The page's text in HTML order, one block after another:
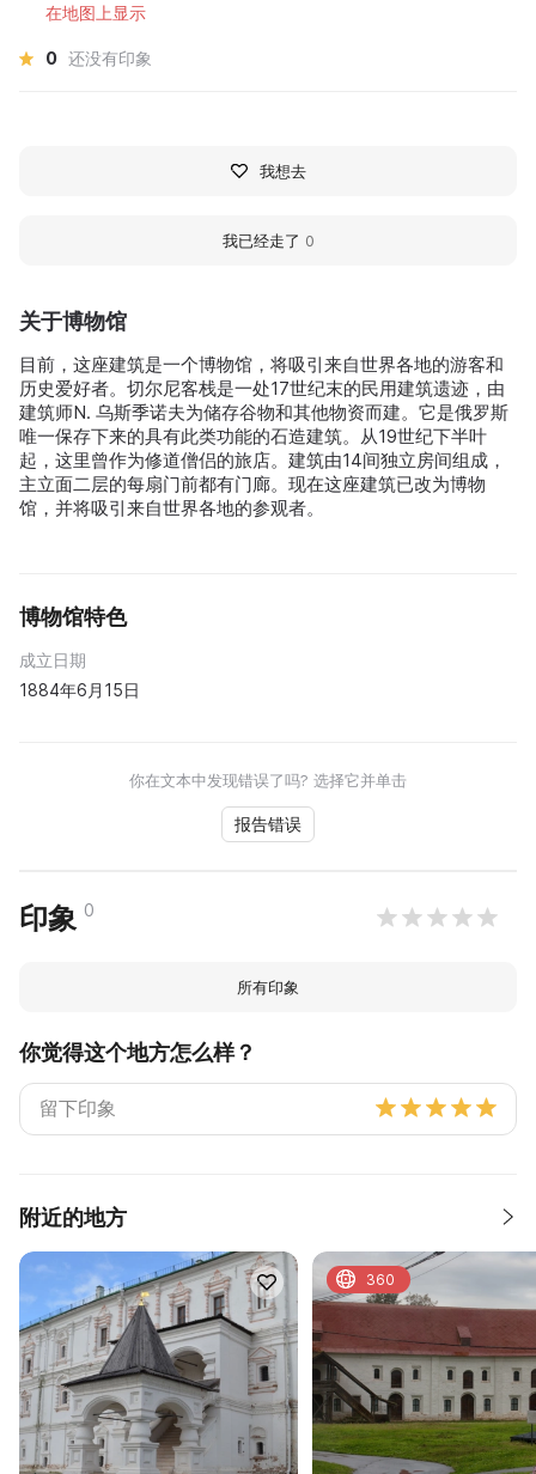
关于博物馆
目前，这座建筑是一个博物馆，将吸引来自世界各地的游客和
历史爱好者。切尔尼客栈是一处17世纪末的民用建筑遗迹，由
建筑师N. 乌斯季诺夫为储存谷物和其他物资而建。它是俄罗斯
唯一保存下来的具有此类功能的石造建筑。从19世纪下半叶
起，这里曾作为修道僧侣的旅店。建筑由14间独立房间组成，
主立面二层的每扇门前都有门廊。现在这座建筑已改为博物
馆，并将吸引来自世界各地的参观者。
博物馆特色
成立日期
1884年6月15日
你在文本中发现错误了吗? 选择它并单击
报告错误
印象 0
所有印象
你觉得这个地方怎么样？
附近的地方
360
在地图上显示
0 还没有印象
我想去
我已经走了 0